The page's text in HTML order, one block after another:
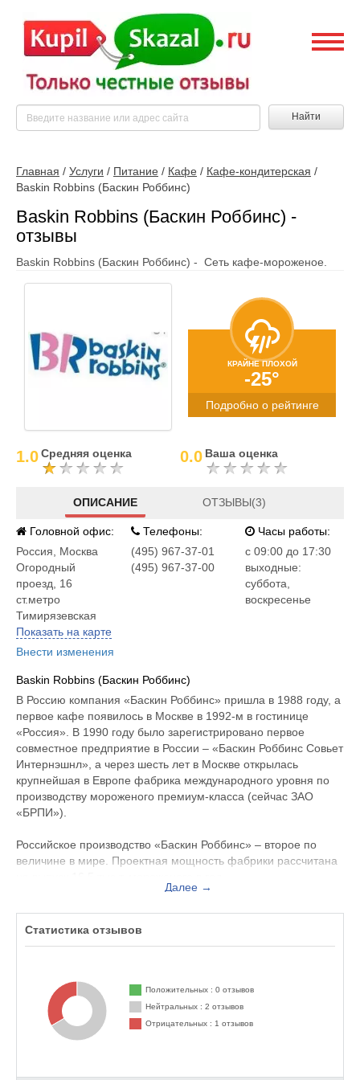
Найти
Главная / Услуги / Питание / Кафе / Кафе-кондитерская /
Baskin Robbins (Баскин Роббинс)
Baskin Robbins (Баскин Роббинс) -
отзывы
Baskin Robbins (Баскин Роббинс) - Сеть кафе-мороженое.
КРАЙНЕ ПЛОХОЙ
-25°
Подробно о рейтинге
1.0Средняя оценка 0.0 Ваша оценка
ОПИСАНИЕ ОТЗЫВЫ(3)
Головной офис:
Россия
Москва
Огородный
проезд, 16
ст.метро
Тимирязевская
Показать на карте
Внести изменения
Телефоны:
(495) 967-37-01
(495) 967-37-00
Часы работы:
c 09:00 до 17:30
выходные:
суббота,
воскресенье
Baskin Robbins (Баскин Роббинс)
В Россию компания «Баскин Роббинс» пришла в 1988 году, а
первое кафе появилось в Москве в 1992-м в гостинице
«Россия». В 1990 году было зарегистрировано первое
совместное предприятие в России – «Баскин Роббинс Совьет
Интернэшнл», а через шесть лет в Москве открылась
крупнейшая в Европе фабрика международного уровня по
производству мороженого премиум-класса (сейчас ЗАО
«БРПИ»).
Российское производство «Баскин Роббинс» – второе по
величине в мире. Проектная мощность фабрики рассчитана
использующих в производстве мороженого натуральные
успешно прошла все этапы лабораторной проверки. Четыре
раза в год продукция московской фабрики отправляется на
проверку качества в Национальную лабораторию в США.
Она всегда занимает первые места среди других
Далее →
Статистика отзывов
Положительных : 0 отзывов
Нейтральных : 2 отзывов
Отрицательных : 1 отзывов